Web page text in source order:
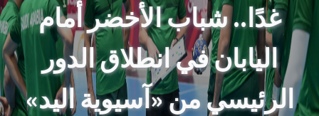
غدًا.. شباب الأخضر أمام
اليابان في انطلاق الدور
الرئيسي من «آسيوية اليد»